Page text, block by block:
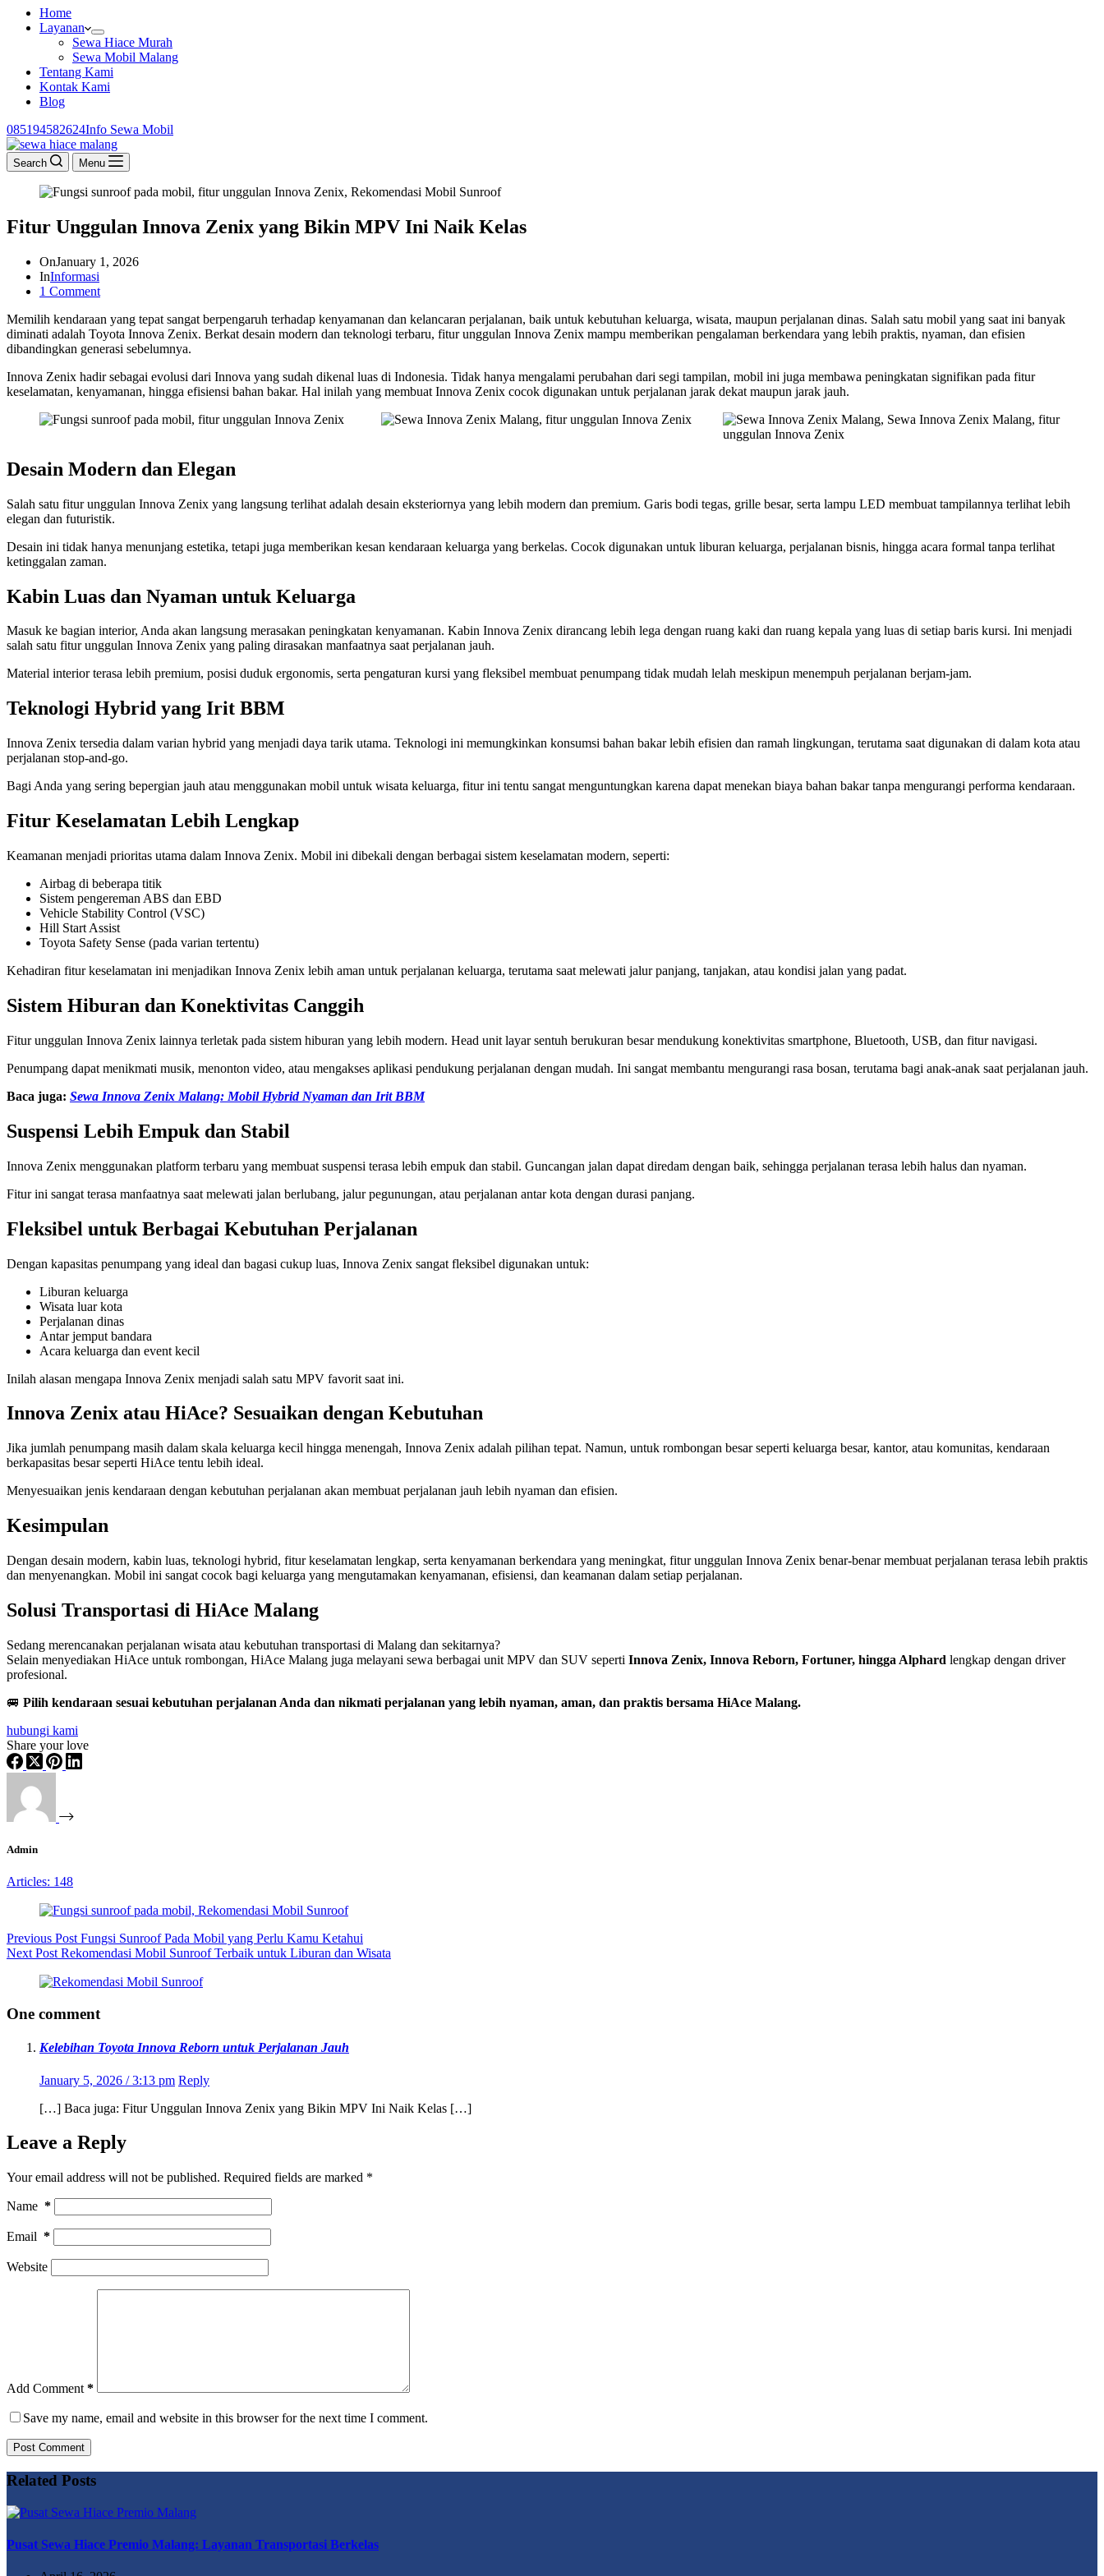
Home
Layanan
Sewa Hiace Murah
Sewa Mobil Malang
Tentang Kami
Kontak Kami
Blog
085194582624‬Info Sewa Mobil
Search Menu
Fitur Unggulan Innova Zenix yang Bikin MPV Ini Naik Kelas
OnJanuary 1, 2026
InInformasi
1 Comment
Memilih kendaraan yang tepat sangat berpengaruh terhadap kenyamanan dan kelancaran perjalanan, baik untuk kebutuhan keluarga, wisata, maupun perjalanan dinas. Salah satu mobil yang saat ini banyak
diminati adalah Toyota Innova Zenix. Berkat desain modern dan teknologi terbaru, fitur unggulan Innova Zenix mampu memberikan pengalaman berkendara yang lebih praktis, nyaman, dan efisien
dibandingkan generasi sebelumnya.
Innova Zenix hadir sebagai evolusi dari Innova yang sudah dikenal luas di Indonesia. Tidak hanya mengalami perubahan dari segi tampilan, mobil ini juga membawa peningkatan signifikan pada fitur
keselamatan, kenyamanan, hingga efisiensi bahan bakar. Hal inilah yang membuat Innova Zenix cocok digunakan untuk perjalanan jarak dekat maupun jarak jauh.
Desain Modern dan Elegan
Salah satu fitur unggulan Innova Zenix yang langsung terlihat adalah desain eksteriornya yang lebih modern dan premium. Garis bodi tegas, grille besar, serta lampu LED membuat tampilannya terlihat lebih
elegan dan futuristik.
Desain ini tidak hanya menunjang estetika, tetapi juga memberikan kesan kendaraan keluarga yang berkelas. Cocok digunakan untuk liburan keluarga, perjalanan bisnis, hingga acara formal tanpa terlihat
ketinggalan zaman.
Kabin Luas dan Nyaman untuk Keluarga
Masuk ke bagian interior, Anda akan langsung merasakan peningkatan kenyamanan. Kabin Innova Zenix dirancang lebih lega dengan ruang kaki dan ruang kepala yang luas di setiap baris kursi. Ini menjadi
salah satu fitur unggulan Innova Zenix yang paling dirasakan manfaatnya saat perjalanan jauh.
Material interior terasa lebih premium, posisi duduk ergonomis, serta pengaturan kursi yang fleksibel membuat penumpang tidak mudah lelah meskipun menempuh perjalanan berjam-jam.
Teknologi Hybrid yang Irit BBM
Innova Zenix tersedia dalam varian hybrid yang menjadi daya tarik utama. Teknologi ini memungkinkan konsumsi bahan bakar lebih efisien dan ramah lingkungan, terutama saat digunakan di dalam kota atau
perjalanan stop-and-go.
Bagi Anda yang sering bepergian jauh atau menggunakan mobil untuk wisata keluarga, fitur ini tentu sangat menguntungkan karena dapat menekan biaya bahan bakar tanpa mengurangi performa kendaraan.
Fitur Keselamatan Lebih Lengkap
Keamanan menjadi prioritas utama dalam Innova Zenix. Mobil ini dibekali dengan berbagai sistem keselamatan modern, seperti:
Airbag di beberapa titik
Sistem pengereman ABS dan EBD
Vehicle Stability Control (VSC)
Hill Start Assist
Toyota Safety Sense (pada varian tertentu)
Kehadiran fitur keselamatan ini menjadikan Innova Zenix lebih aman untuk perjalanan keluarga, terutama saat melewati jalur panjang, tanjakan, atau kondisi jalan yang padat.
Sistem Hiburan dan Konektivitas Canggih
Fitur unggulan Innova Zenix lainnya terletak pada sistem hiburan yang lebih modern. Head unit layar sentuh berukuran besar mendukung konektivitas smartphone, Bluetooth, USB, dan fitur navigasi.
Penumpang dapat menikmati musik, menonton video, atau mengakses aplikasi pendukung perjalanan dengan mudah. Ini sangat membantu mengurangi rasa bosan, terutama bagi anak-anak saat perjalanan jauh.
Baca juga: Sewa Innova Zenix Malang: Mobil Hybrid Nyaman dan Irit BBM
Suspensi Lebih Empuk dan Stabil
Innova Zenix menggunakan platform terbaru yang membuat suspensi terasa lebih empuk dan stabil. Guncangan jalan dapat diredam dengan baik, sehingga perjalanan terasa lebih halus dan nyaman.
Fitur ini sangat terasa manfaatnya saat melewati jalan berlubang, jalur pegunungan, atau perjalanan antar kota dengan durasi panjang.
Fleksibel untuk Berbagai Kebutuhan Perjalanan
Dengan kapasitas penumpang yang ideal dan bagasi cukup luas, Innova Zenix sangat fleksibel digunakan untuk:
Liburan keluarga
Wisata luar kota
Perjalanan dinas
Antar jemput bandara
Acara keluarga dan event kecil
Inilah alasan mengapa Innova Zenix menjadi salah satu MPV favorit saat ini.
Innova Zenix atau HiAce? Sesuaikan dengan Kebutuhan
Jika jumlah penumpang masih dalam skala keluarga kecil hingga menengah, Innova Zenix adalah pilihan tepat. Namun, untuk rombongan besar seperti keluarga besar, kantor, atau komunitas, kendaraan
berkapasitas besar seperti HiAce tentu lebih ideal.
Menyesuaikan jenis kendaraan dengan kebutuhan perjalanan akan membuat perjalanan jauh lebih nyaman dan efisien.
Kesimpulan
Dengan desain modern, kabin luas, teknologi hybrid, fitur keselamatan lengkap, serta kenyamanan berkendara yang meningkat, fitur unggulan Innova Zenix benar-benar membuat perjalanan terasa lebih praktis
dan menyenangkan. Mobil ini sangat cocok bagi keluarga yang mengutamakan kenyamanan, efisiensi, dan keamanan dalam setiap perjalanan.
Solusi Transportasi di HiAce Malang
Sedang merencanakan perjalanan wisata atau kebutuhan transportasi di Malang dan sekitarnya?
Selain menyediakan HiAce untuk rombongan, HiAce Malang juga melayani sewa berbagai unit MPV dan SUV seperti Innova Zenix, Innova Reborn, Fortuner, hingga Alphard lengkap dengan driver
profesional.
🚐 Pilih kendaraan sesuai kebutuhan perjalanan Anda dan nikmati perjalanan yang lebih nyaman, aman, dan praktis bersama HiAce Malang.
hubungi kami
Share your love
Admin
Articles: 148
Previous Post Fungsi Sunroof Pada Mobil yang Perlu Kamu Ketahui
Next Post Rekomendasi Mobil Sunroof Terbaik untuk Liburan dan Wisata
One comment
Kelebihan Toyota Innova Reborn untuk Perjalanan Jauh
January 5, 2026 / 3:13 pm Reply
[…] Baca juga: Fitur Unggulan Innova Zenix yang Bikin MPV Ini Naik Kelas […]
Leave a Reply
Your email address will not be published. Required fields are marked *
Name *
Email *
Website
Add Comment *
Save my name, email and website in this browser for the next time I comment.
Post Comment
Related Posts
Pusat Sewa Hiace Premio Malang: Layanan Transportasi Berkelas